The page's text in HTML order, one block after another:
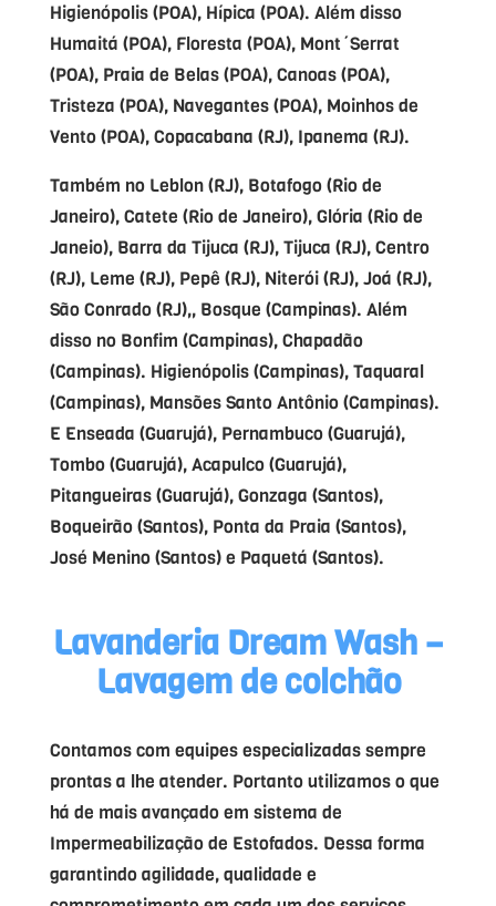
Higienópolis (POA), Hípica (POA). Além disso
Humaitá (POA), Floresta (POA), Mont´Serrat
(POA), Praia de Belas (POA), Canoas (POA),
Tristeza (POA), Navegantes (POA), Moinhos de
Vento (POA), Copacabana (RJ), Ipanema (RJ).
Também no Leblon (RJ), Botafogo (Rio de
Janeiro), Catete (Rio de Janeiro), Glória (Rio de
Janeio), Barra da Tijuca (RJ), Tijuca (RJ), Centro
(RJ), Leme (RJ), Pepê (RJ), Niterói (RJ), Joá (RJ),
São Conrado (RJ),, Bosque (Campinas). Além
disso no Bonfim (Campinas), Chapadão
(Campinas). Higienópolis (Campinas), Taquaral
(Campinas), Mansões Santo Antônio (Campinas).
E Enseada (Guarujá), Pernambuco (Guarujá),
Tombo (Guarujá), Acapulco (Guarujá),
Pitangueiras (Guarujá), Gonzaga (Santos),
Boqueirão (Santos), Ponta da Praia (Santos),
José Menino (Santos) e Paquetá (Santos).
Lavanderia Dream Wash –
Lavagem de colchão
Contamos com equipes especializadas sempre
prontas a lhe atender. Portanto utilizamos o que
há de mais avançado em sistema de
Impermeabilização de Estofados. Dessa forma
garantindo agilidade, qualidade e